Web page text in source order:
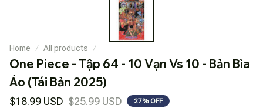
Home All products
One Piece - Tập 64 - 10 Vạn Vs 10 - Bản Bìa
Áo (Tái Bản 2025)
$18.99 USD $25.99 USD 27% OFF